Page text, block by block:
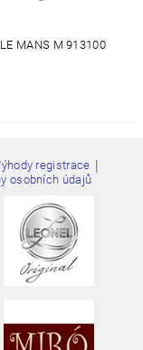
MANS M 913100
registrace
osobních údajů